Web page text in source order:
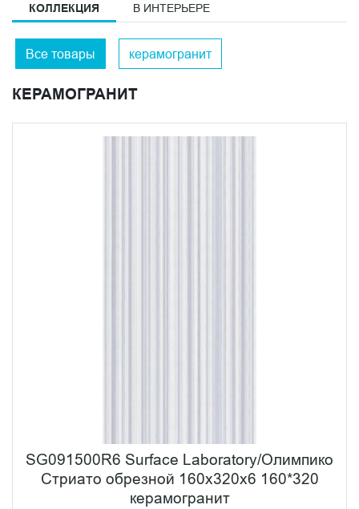
КОЛЛЕКЦИЯ В ИНТЕРЬЕРЕ
Все товары керамогранит
КЕРАМОГРАНИТ
SG091500R6 Surface Laboratory/Олимпико
Стриато обрезной 160x320х6 160*320
керамогранит